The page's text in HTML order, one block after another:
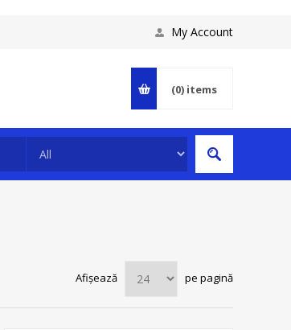
My Account
(0) items
Afișează pe pagină